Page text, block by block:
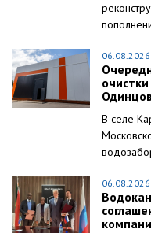
06.08.2026
В селе
06.08.2026